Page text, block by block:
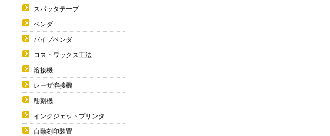
スパッタテープ
ベンダ
パイプベンダ
ロストワックス工法
溶接機
レーザ溶接機
彫刻機
インクジェットプリンタ
自動刻印装置